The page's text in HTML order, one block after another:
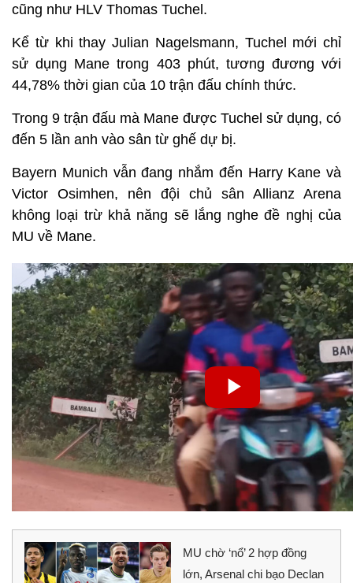
cũng như HLV Thomas Tuchel.
Kể từ khi thay Julian Nagelsmann, Tuchel mới chỉ
sử dụng Mane trong 403 phút, tương đương với
44,78% thời gian của 10 trận đấu chính thức.
Trong 9 trận đấu mà Mane được Tuchel sử dụng, có
đến 5 lần anh vào sân từ ghế dự bị.
Bayern Munich vẫn đang nhắm đến Harry Kane và
Victor Osimhen, nên đội chủ sân Allianz Arena
không loại trừ khả năng sẽ lắng nghe đề nghị của
MU về Mane.
MU chờ ‘nổ’ 2 hợp đồng
lớn, Arsenal chi bạo Declan